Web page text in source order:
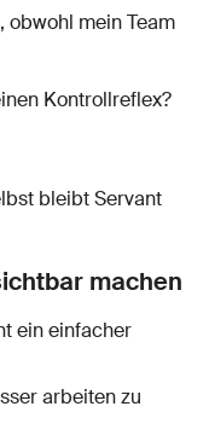
obwohl mein Team
Kontrollreflex?
bleibt Servant
machen
ein einfacher
arbeiten zu